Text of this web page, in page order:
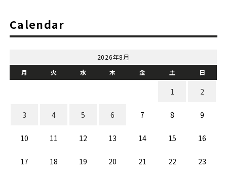
Calendar
2026年8月
月
火 水 木 金 土 日
1 2
3 4 5 6 7 8 9
10 11 12 13 14 15 16
17 18 19 20 21 22 23